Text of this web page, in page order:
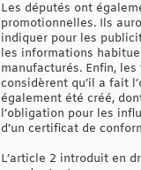
Les députés ont
promotionnelles. Ils
indiquer pour les
les informations
manufacturés. Enfin,
considèrent qu’il a fait
également été créé,
l’obligation pour les
d’un certificat de
L’article 2 introduit en